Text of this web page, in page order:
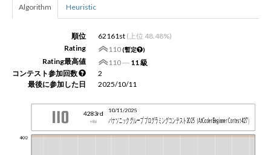
JP EN
Algorithm Heuristic
順位 62161st (上位 48.48%)
Rating
110(暫定 )
Rating最高値 110― 11 級
コンテスト参加回数
2
最後に参加した日
2025/10/11